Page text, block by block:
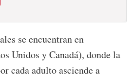
se encuentran en
Unidos y Canadá), donde la
cada adulto asciende a